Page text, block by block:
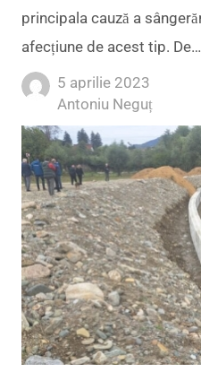
principala cauză a
afecțiune de acest tip. De…
5 aprilie 2023
Author
Antoniu Neguț